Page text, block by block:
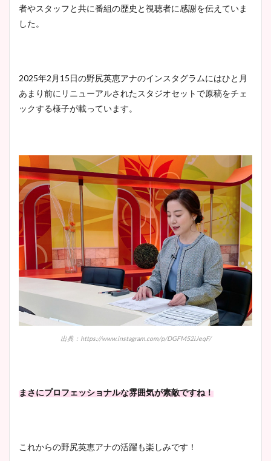
者やスタッフと共に番組の歴史と視聴者に感謝を伝えていま
した。
2025年2月15日の野尻英恵アナのインスタグラムにはひと月
あまり前にリニューアルされたスタジオセットで原稿をチェ
ックする様子が載っています。
出典：https://www.instagram.com/p/DGFM52iJeqF/
まさにプロフェッショナルな雰囲気が素敵ですね！
これからの野尻英恵アナの活躍も楽しみです！